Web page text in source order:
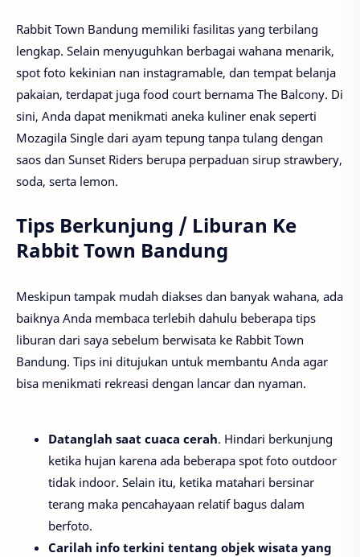
Rabbit Town Bandung memiliki fasilitas yang terbilang
lengkap. Selain menyuguhkan berbagai wahana menarik,
spot foto kekinian nan instagramable, dan tempat belanja
pakaian, terdapat juga food court bernama The Balcony. Di
sini, Anda dapat menikmati aneka kuliner enak seperti
Mozagila Single dari ayam tepung tanpa tulang dengan
saos dan Sunset Riders berupa perpaduan sirup strawbery,
soda, serta lemon.
Tips Berkunjung / Liburan Ke
Rabbit Town Bandung
Meskipun tampak mudah diakses dan banyak wahana, ada
baiknya Anda membaca terlebih dahulu beberapa tips
liburan dari saya sebelum berwisata ke Rabbit Town
Bandung. Tips ini ditujukan untuk membantu Anda agar
bisa menikmati rekreasi dengan lancar dan nyaman.
Datanglah saat cuaca cerah. Hindari berkunjung
ketika hujan karena ada beberapa spot foto outdoor
tidak indoor. Selain itu, ketika matahari bersinar
terang maka pencahayaan relatif bagus dalam
berfoto.
Carilah info terkini tentang objek wisata yang